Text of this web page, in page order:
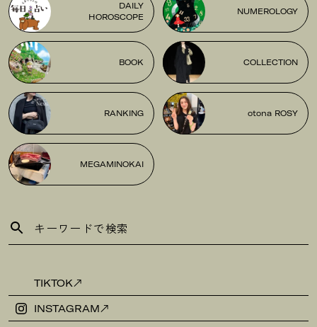
DAILY
HOROSCOPE
NUMEROLOGY
BOOK COLLECTION
RANKING otona ROSY
MEGAMINOKAI
TIKTOK
INSTAGRAM